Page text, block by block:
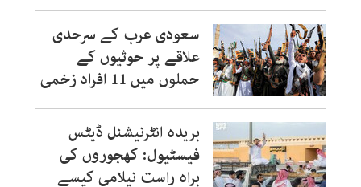
سعودی عرب کے سرحدی
علاقے پر حوثیوں کے
حملوں میں 11 افراد زخمی
بریدہ انٹرنیشنل ڈیٹس
فیسٹیول: کھجوروں کی
براہ راست نیلامی کیسے